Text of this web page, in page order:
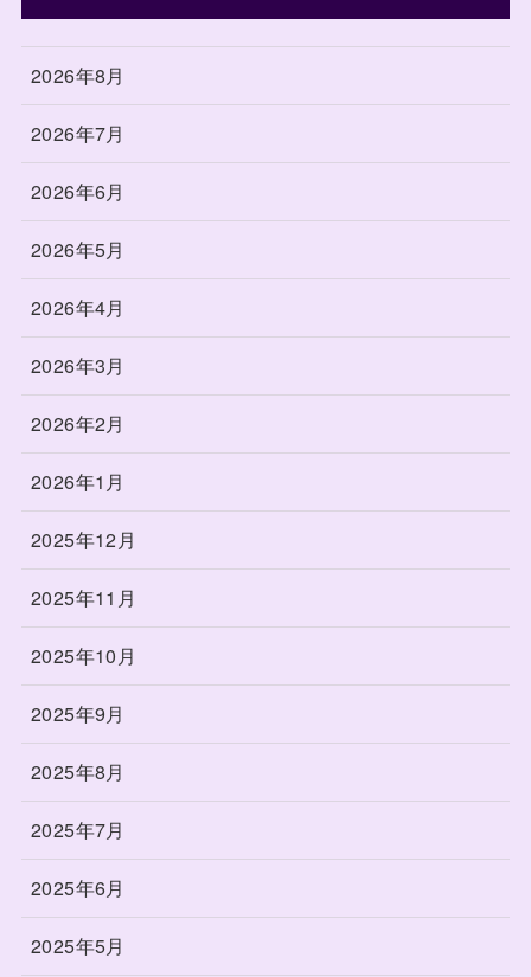
2026年8月
2026年7月
2026年6月
2026年5月
2026年4月
2026年3月
2026年2月
2026年1月
2025年12月
2025年11月
2025年10月
2025年9月
2025年8月
2025年7月
2025年6月
2025年5月